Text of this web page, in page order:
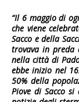
“Il 6 maggiodi
che viene
Sacco e della
trovava in preda
nella città di
ebbe inizio nel
50% della
Piove di Sacco